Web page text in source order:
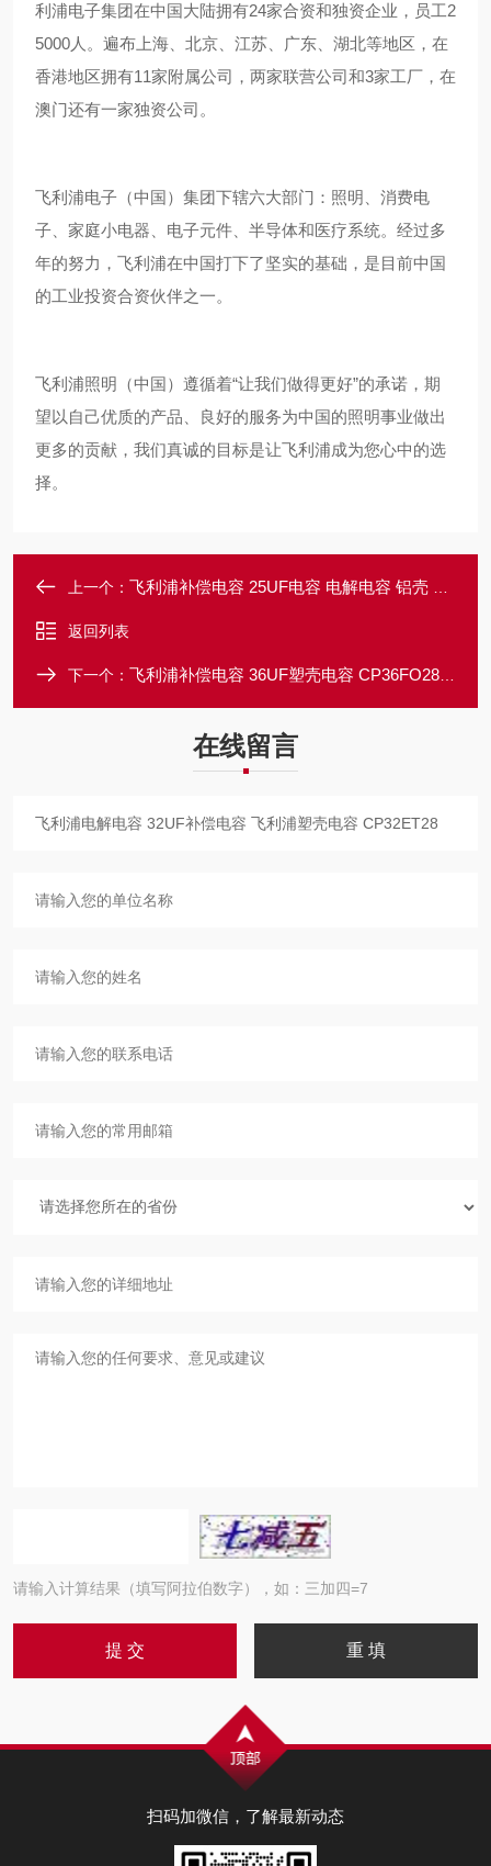
利浦电子集团在中国大陆拥有24家合资和独资企业，员工2
5000人。遍布上海、北京、江苏、广东、湖北等地区，在
香港地区拥有11家附属公司，两家联营公司和3家工厂，在
澳门还有一家独资公司。
飞利浦电子（中国）集团下辖六大部门：照明、消费电
子、家庭小电器、电子元件、半导体和医疗系统。经过多
年的努力，飞利浦在中国打下了坚实的基础，是目前中国
的工业投资合资伙伴之一。
飞利浦照明（中国）遵循着“让我们做得更好”的承诺，期
望以自己优质的产品、良好的服务为中国的照明事业做出
更多的贡献，我们真诚的目标是让飞利浦成为您心中的选
择。
上一个： 飞利浦补偿电容 25UF电容 电解电容 铝壳 CP25CU28
返回列表
下一个： 飞利浦补偿电容 36UF塑壳电容 CP36FO28 飞利浦电解电容
在线留言
请输入计算结果（填写阿拉伯数字），如：三加四=7
扫码加微信，了解最新动态